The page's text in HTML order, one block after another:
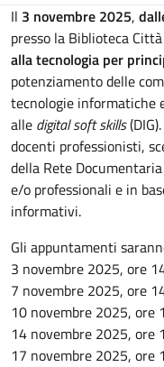
Descrizione
Il 3 novembre 2025,
presso la Biblioteca
alla tecnologia per
potenziamento delle
tecnologie informatiche
alle digital soft skills(DIG).
docenti professionisti,
della Rete
e/o professionali e in
informativi.
Gli appuntamenti
3 novembre 2025, ore
7 novembre 2025, ore
10 novembre 2025, ore
14 novembre 2025, ore
17 novembre 2025, ore